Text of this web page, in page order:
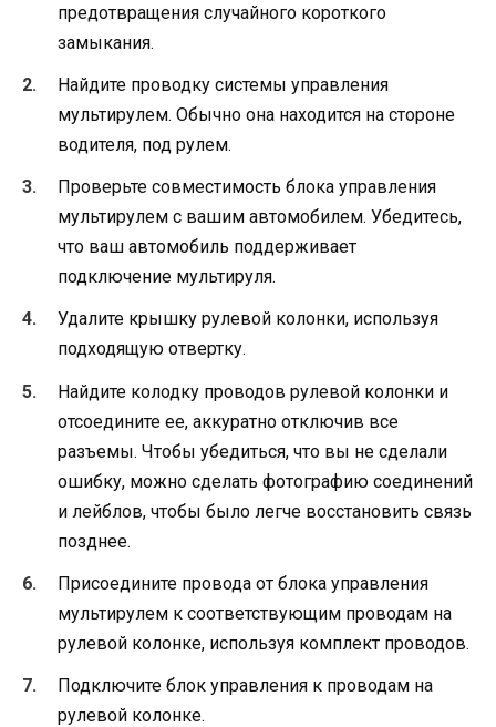
предотвращения случайного короткого
замыкания.
Найдите проводку системы управления
мультирулем. Обычно она находится на стороне
водителя, под рулем.
Проверьте совместимость блока управления
мультирулем с вашим автомобилем. Убедитесь,
что ваш автомобиль поддерживает
подключение мультируля.
Удалите крышку рулевой колонки, используя
подходящую отвертку.
Найдите колодку проводов рулевой колонки и
отсоедините ее, аккуратно отключив все
разъемы. Чтобы убедиться, что вы не сделали
ошибку, можно сделать фотографию соединений
и лейблов, чтобы было легче восстановить связь
позднее.
Присоедините провода от блока управления
мультирулем к соответствующим проводам на
рулевой колонке, используя комплект проводов.
Подключите блок управления к проводам на
рулевой колонке.